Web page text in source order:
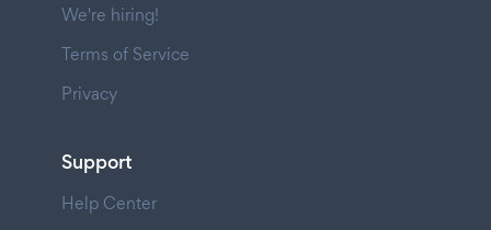
We're hiring!
Terms of Service
Privacy
Support
Help Center